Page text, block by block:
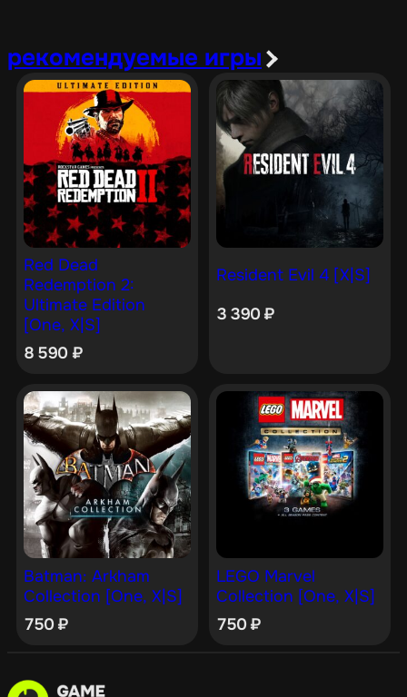
рекомендуемые игры
Red Dead
Redemption 2:
Ultimate Edition
[One, X|S]
8 590 ₽
Resident Evil 4 [X|S]
3 390₽
Batman: Arkham
Collection [One, X|S]
750₽
LEGO Marvel
Collection [One, X|S]
750₽